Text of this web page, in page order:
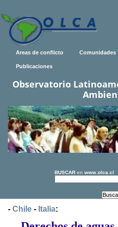
Areas de conflicto Comunidades
Publicaciones
Observatorio
BUSCAR en www.olca.cl
- Chile - Italia: